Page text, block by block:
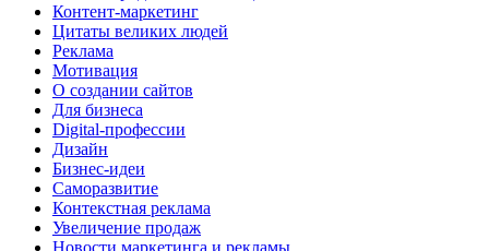
Контент-маркетинг
Цитаты великих людей
Реклама
Мотивация
О создании сайтов
Для бизнеса
Digital-профессии
Дизайн
Бизнес-идеи
Саморазвитие
Контекстная реклама
Увеличение продаж
Новости маркетинга и рекламы